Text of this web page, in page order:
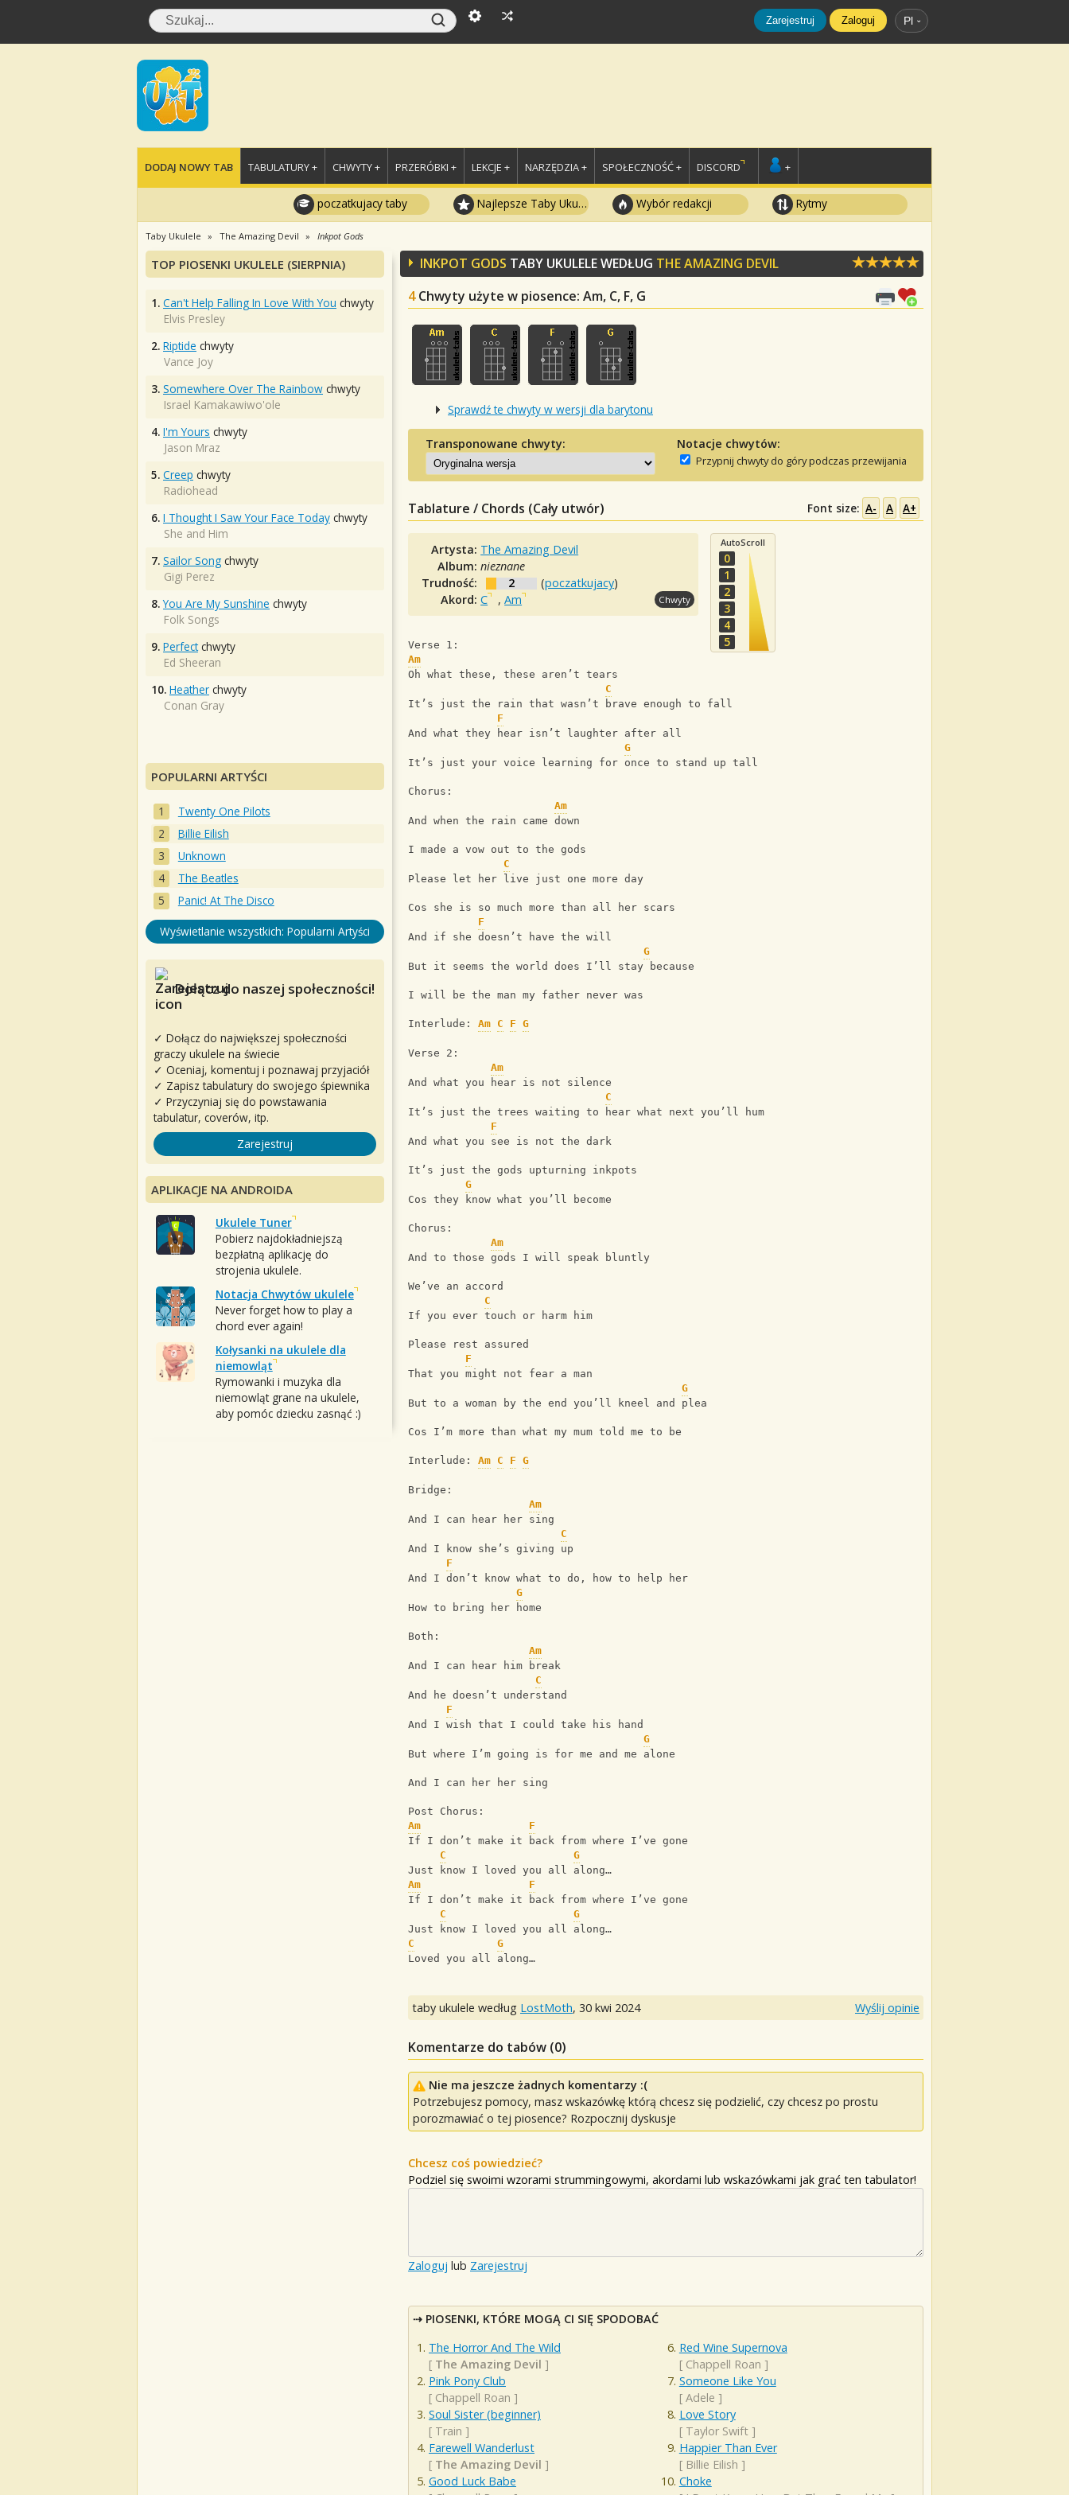
Zarejestruj Zaloguj Pl
DODAJ NOWY TAB TABULATURY + CHWYTY + PRZERÓBKI + LEKCJE + NARZĘDZIA + SPOŁECZNOŚĆ + DISCORD +
poczatkujacy taby Najlepsze Taby Ukulele Wybór redakcji Rytmy
Taby Ukulele The Amazing Devil Inkpot Gods
INKPOT GODS TABY UKULELE WEDŁUG THE AMAZING DEVIL
4 Chwyty użyte w piosence: Am, C, F, G
Sprawdź te chwyty w wersji dla barytonu
Transponowane chwyty: Notacje chwytów:
Przypnij chwyty do góry podczas przewijania
Tablature / Chords (Cały utwór) Font size: A- A A+
Artysta: The Amazing Devil
Album:nieznane
Trudność:
2 (poczatkujacy)
Akord:C ,Am Chwyty
AutoScroll
0
1
2
3
4
5
Verse 1:
Am
Oh what these, these aren’t tears
C
It’s just the rain that wasn’t brave enough to fall
F
And what they hear isn’t laughter after all
G
It’s just your voice learning for once to stand up tall
Chorus:
Am
And when the rain came down
I made a vow out to the gods
C
Please let her live just one more day
Cos she is so much more than all her scars
F
And if she doesn’t have the will
G
But it seems the world does I’ll stay because
I will be the man my father never was
Interlude: Am C F G
Verse 2:
Am
And what you hear is not silence
C
It’s just the trees waiting to hear what next you’ll hum
F
And what you see is not the dark
It’s just the gods upturning inkpots
G
Cos they know what you’ll become
Chorus:
Am
And to those gods I will speak bluntly
We’ve an accord
C
If you ever touch or harm him
Please rest assured
F
That you might not fear a man
G
But to a woman by the end you’ll kneel and plea
Cos I’m more than what my mum told me to be
Interlude: Am C F G
Bridge:
Am
And I can hear her sing
C
And I know she’s giving up
F
And I don’t know what to do, how to help her
G
How to bring her home
Both:
Am
And I can hear him break
C
And he doesn’t understand
F
And I wish that I could take his hand
G
But where I’m going is for me and me alone
And I can her her sing
Post Chorus:
Am
F
If I don’t make it back from where I’ve gone
C
G
Just know I loved you all along…
Am
F
If I don’t make it back from where I’ve gone
C
G
Just know I loved you all along…
C
G
Loved you all along…
taby ukulele według LostMoth, 30 kwi 2024 Wyślij opinie
Komentarze do tabów (0)
Nie ma jeszcze żadnych komentarzy :(
Potrzebujesz pomocy, masz wskazówkę którą chcesz się podzielić, czy chcesz po prostu
porozmawiać o tej piosence? Rozpocznij dyskusje
Chcesz coś powiedzieć?
Podziel się swoimi wzorami strummingowymi, akordami lub wskazówkami jak grać ten tabulator!
Zaloguj lub Zarejestruj
PIOSENKI, KTÓRE MOGĄ CI SIĘ SPODOBAĆ
The Horror And The Wild
[ The Amazing Devil ]
Pink Pony Club
[ Chappell Roan ]
Soul Sister (beginner)
[ Train ]
Farewell Wanderlust
[ The Amazing Devil ]
Good Luck Babe
Red Wine Supernova
[ Chappell Roan ]
Someone Like You
[ Adele ]
Love Story
[ Taylor Swift]
Happier Than Ever
[ Billie Eilish ]
Choke
TOP PIOSENKI UKULELE (SIERPNIA)
1. Can't Help Falling In Love With You chwyty
Elvis Presley
2. Riptide chwyty
Vance Joy
3. Somewhere Over The Rainbow chwyty
Israel Kamakawiwo'ole
4. I'm Yours chwyty
Jason Mraz
5. Creep chwyty
Radiohead
6. I Thought I Saw Your Face Today chwyty
She and Him
7. Sailor Song chwyty
Gigi Perez
8. You Are My Sunshine chwyty
Folk Songs
9. Perfectchwyty
Ed Sheeran
10. Heather chwyty
Conan Gray
POPULARNI ARTYŚCI
Twenty One Pilots
Billie Eilish
Unknown
The Beatles
Panic! At The Disco
Wyświetlanie wszystkich: Popularni Artyści
Dołącz do naszej społeczności!
✓ Dołącz do największej społeczności
graczy ukulele na świecie
✓ Oceniaj, komentuj i poznawaj przyjaciół
✓ Zapisz tabulatury do swojego śpiewnika
✓ Przyczyniaj się do powstawania
tabulatur, coverów, itp.
Zarejestruj
APLIKACJE NA ANDROIDA
Ukulele Tuner
Pobierz najdokładniejszą
bezpłatną aplikację do
strojenia ukulele.
Notacja Chwytów ukulele
Never forget how to play a
chord ever again!
Kołysanki na ukulele dla
niemowląt
Rymowanki i muzyka dla
niemowląt grane na ukulele,
aby pomóc dziecku zasnąć :)